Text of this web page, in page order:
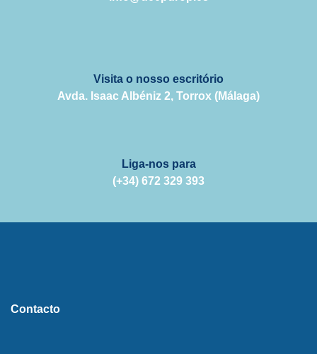
Visita o nosso escritório
Avda. Isaac Albéniz 2, Torrox (Málaga)
Liga-nos para
(+34) 672 329 393
Contacto